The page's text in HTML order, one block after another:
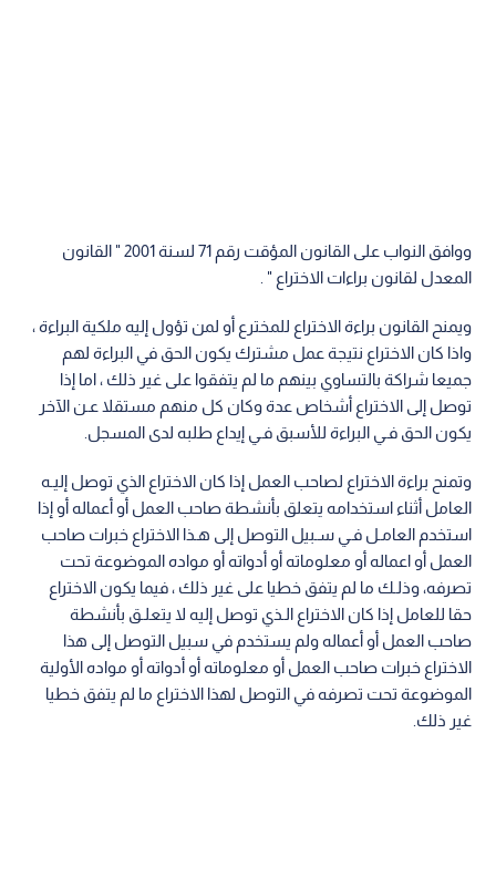
ووافق النواب على القانون المؤقت رقم 71 لسنة 2001 " القانون
المعدل لقانون براءات الاختراع " .
ويمنح القانون براءة الاختراع للمخترع أو لمن تؤول إليه ملكية البراءة ،
واذا كان الاختراع نتيجة عمل مشترك يكون الحق في البراءة لهم
جميعا شراكة بالتساوي بينهم ما لم يتفقوا على غير ذلك ، اما إذا
توصل إلى الاختراع أشخاص عدة وكان كل منهم مستقلا عـن الآخر
يكون الحق فـي البراءة للأسبق فـي إيداع طلبه لدى المسجل.
وتمنح براءة الاختراع لصاحب العمل إذا كان الاختراع الذي توصل إليـه
العامل أثناء استخدامه يتعلق بأنشطة صاحب العمل أو أعماله أو إذا
استخدم العامـل فـي سـبيل التوصل إلى هـذا الاختراع خبرات صاحب
العمل أو اعماله أو معلوماته أو أدواته أو مواده الموضوعة تحت
تصرفه، وذلـك ما لم يتفق خطيا على غير ذلك ، فيما يكون الاختراع
حقا للعامل إذا كان الاختراع الـذي توصل إليه لا يتعلـق بأنشطة
صاحب العمل أو أعماله ولم يستخدم في سبيل التوصل إلى هذا
الاختراع خبرات صاحب العمل أو معلوماته أو أدواته أو مواده الأولية
الموضوعة تحت تصرفه في التوصل لهذا الاختراع ما لم يتفق خطيا
غير ذلك.